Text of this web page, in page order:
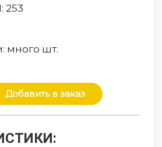
253
много шт.
Добавить в заказ